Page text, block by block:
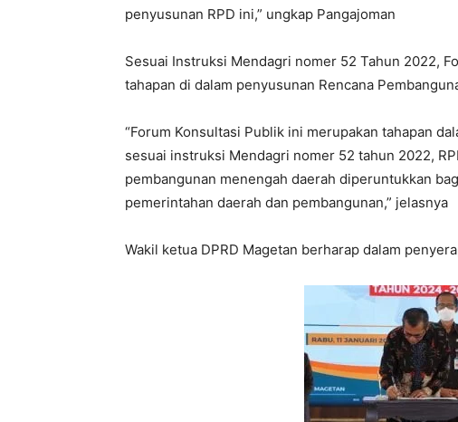
penyusunan RPD ini,” ungkap Pangajoman
Sesuai Instruksi Mendagri nomer 52 Tahun 2022,
tahapan di dalam penyusunan Rencana
“Forum Konsultasi Publik ini merupakan tahapan
sesuai instruksi Mendagri nomer 52 tahun 2022,
pembangunan menengah daerah diperuntukkan
pemerintahan daerah dan pembangunan,” jelasnya
Wakil ketua DPRD Magetan berharap dalam